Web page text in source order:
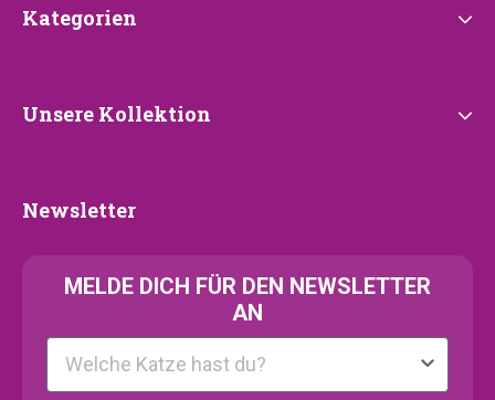
Kategorien
Kategorien
Unsere
Unsere Kollektion
Newsletter
Newsletter
MELDE DICH FÜR DEN NEWSLETTER
AN
Kattenras